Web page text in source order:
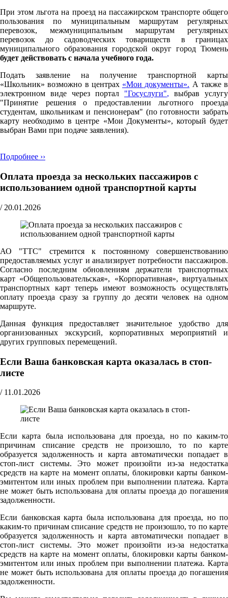
При этом льгота на проезд на пассажирском транспорте общего
пользования по муниципальным маршрутам регулярных
перевозок, межмуниципальным маршрутам регулярных
перевозок до садоводческих товариществ в границах
муниципального образования городской округ город Тюмень
будет действовать с начала учебного года.
Подать заявление на получение транспортной карты
«Школьник» возможно в центрах «Мои документы». А также в
электронном виде через портал "Госуслуги", выбрав услугу
"Принятие решения о предоставлении льготного проезда
студентам, школьникам и пенсионерам" (по готовности забрать
карту необходимо в центре «Мои Документы», который будет
выбран Вами при подаче заявления).
Подробнее ››
Оплата проезда за нескольких пассажиров с
использованием одной транспортной карты
/ 20.01.2026
АО "ТТС" стремится к постоянному совершенствованию
предоставляемых услуг и анализирует потребности пассажиров.
Согласно последним обновлениям держатели транспортных
карт «Общепользовательская», «Корпоративная», виртуальных
транспортных карт теперь имеют возможность осуществлять
оплату проезда сразу за группу до десяти человек на одном
маршруте.
Данная функция предоставляет значительное удобство для
организованных экскурсий, корпоративных мероприятий и
других групповых перемещений.
Если Ваша банковская карта оказалась в стоп-
листе
/ 11.01.2026
Если карта была использована для проезда, но по каким-то
причинам списание средств не произошло, то по карте
образуется задолженность и карта автоматически попадает в
стоп-лист системы. Это может произойти из-за недостатка
средств на карте на момент оплаты, блокировки карты банком-
эмитентом или иных проблем при выполнении платежа. Карта
не может быть использована для оплаты проезда до погашения
задолженности.
Если банковская карта была использована для проезда, но по
каким-то причинам списание средств не произошло, то по карте
образуется задолженность и карта автоматически попадает в
стоп-лист системы. Это может произойти из-за недостатка
средств на карте на момент оплаты, блокировки карты банком-
эмитентом или иных проблем при выполнении платежа. Карта
не может быть использована для оплаты проезда до погашения
задолженности.